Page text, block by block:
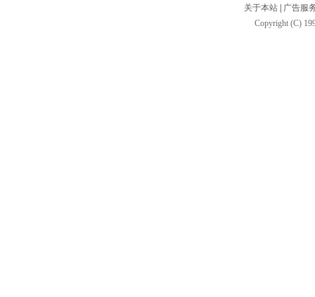
关于本站
广告服
Copyright (C)